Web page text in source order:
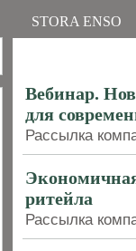
STORA ENSO
Вебинар.
для
Рассылка
ритейла
Рассылка